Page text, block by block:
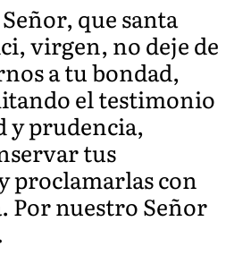
que santa
virgen, no deje de
a tu bondad,
el testimonio
y prudencia,
tus
proclamarlas con
Por nuestro Señor